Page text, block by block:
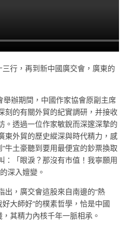
三行，再到新中國廣交會，廣東的
辦期間，中國作家協會原副主席
刻的有關外貿的紀實調研，并接收
。透過一位作家敏銳而深邃深摯的
東外貿的歷史縱深與時代精力，感
牛土豪聽到要用最便宜的鈔票換取
：「眼淚？那沒有市值！我寧願用
深入嬗變。
出，廣交會這股來自南邊的“熱
大師好”的樸素哲學，恰是中國
其精力內核千年一脈相承。